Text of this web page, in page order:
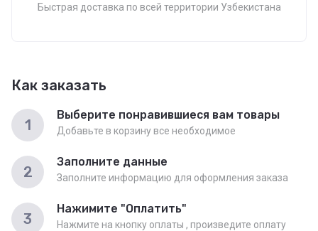
Быстрая доставка по всей территории Узбекистана
Как заказать
1
Выберите понравившиеся вам товары
Добавьте в корзину все необходимое
2
Заполните данные
Заполните информацию для оформления заказа
3
Нажимите "Оплатить"
Нажмите на кнопку оплаты , произведите оплату